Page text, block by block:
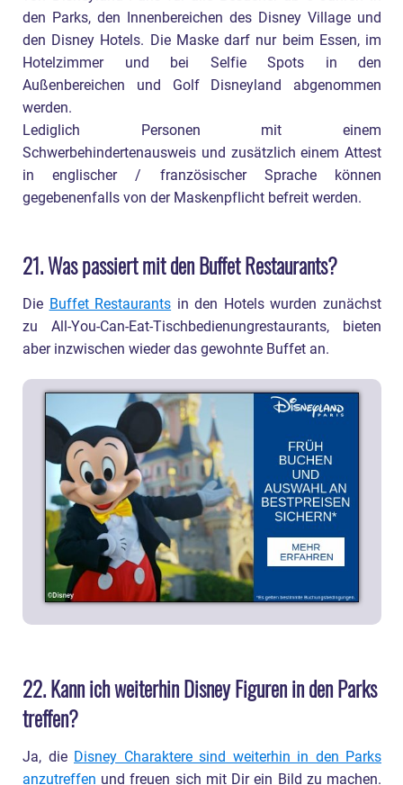
den Parks, den Innenbereichen des Disney Village und
den Disney Hotels. Die Maske darf nur beim Essen, im
Hotelzimmer und bei Selfie Spots in den
Außenbereichen und Golf Disneyland abgenommen
werden.
Lediglich Personen mit einem
Schwerbehindertenausweis und zusätzlich einem Attest
in englischer / französischer Sprache können
gegebenenfalls von der Maskenpflicht befreit werden.
21. Was passiert mit den Buffet Restaurants?
Die Buffet Restaurants in den Hotels wurden zunächst
zu All-You-Can-Eat-Tischbedienungrestaurants, bieten
aber inzwischen wieder das gewohnte Buffet an.
22. Kann ich weiterhin Disney Figuren in den Parks
treffen?
Ja, die Disney Charaktere sind weiterhin in den Parks
anzutreffen und freuen sich mit Dir ein Bild zu machen.